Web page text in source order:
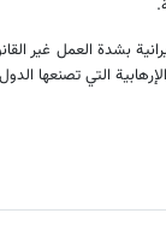
بشدة العمل غير
التي تصنعها